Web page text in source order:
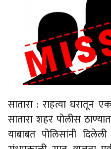
सातारा : राहत्या घरातून
सातारा शहर पोलीस
याबाबत पोलिसांनी